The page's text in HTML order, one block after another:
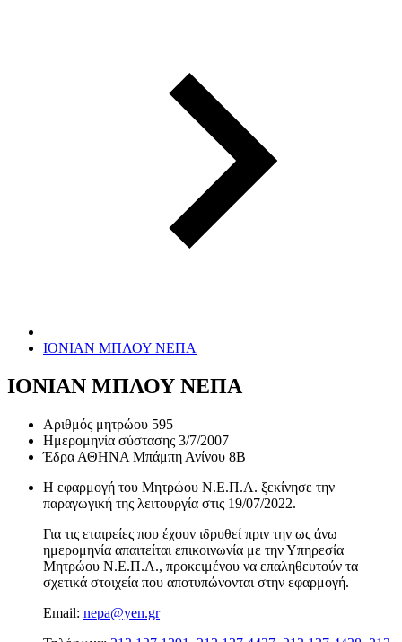
ΙΟΝΙΑΝ ΜΠΛΟΥ ΝΕΠΑ
ΙΟΝΙΑΝ ΜΠΛΟΥ ΝΕΠΑ
Αριθμός μητρώου 595
Ημερομηνία σύστασης 3/7/2007
Έδρα ΑΘΗΝΑ Μπάμπη Ανίνου 8Β
Η εφαρμογή του Μητρώου Ν.Ε.Π.Α. ξεκίνησε την
παραγωγική της λειτουργία στις 19/07/2022.
Για τις εταιρείες που έχουν ιδρυθεί πριν την ως άνω
ημερομηνία απαιτείται επικοινωνία με την Υπηρεσία
Μητρώου Ν.Ε.Π.Α., προκειμένου να επαληθευτούν τα
σχετικά στοιχεία που αποτυπώνονται στην εφαρμογή.
Email: nepa@yen.gr